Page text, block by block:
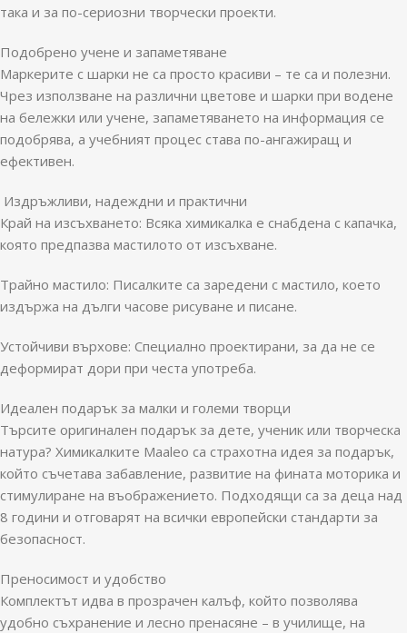
така и за по-сериозни творчески проекти.
Подобрено учене и запаметяване
Маркерите с шарки не са просто красиви – те са и полезни.
Чрез използване на различни цветове и шарки при водене
на бележки или учене, запаметяването на информация се
подобрява, а учебният процес става по-ангажиращ и
ефективен.
️ Издръжливи, надеждни и практични
Край на изсъхването: Всяка химикалка е снабдена с капачка,
която предпазва мастилото от изсъхване.
Трайно мастило: Писалките са заредени с мастило, което
издържа на дълги часове рисуване и писане.
Устойчиви върхове: Специално проектирани, за да не се
деформират дори при честа употреба.
Идеален подарък за малки и големи творци
Търсите оригинален подарък за дете, ученик или творческа
натура? Химикалките Maaleo са страхотна идея за подарък,
който съчетава забавление, развитие на фината моторика и
стимулиране на въображението. Подходящи са за деца над
8 години и отговарят на всички европейски стандарти за
безопасност.
Преносимост и удобство
Комплектът идва в прозрачен калъф, който позволява
удобно съхранение и лесно пренасяне – в училище, на